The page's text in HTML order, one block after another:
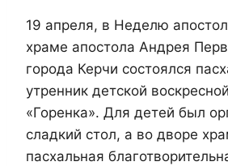
19 апреля, в Неделю
храме апостола Андрея
города Керчи состоялся
утренник детской
«Горенка». Для детей был
сладкий стол, а во дворе
пасхальная